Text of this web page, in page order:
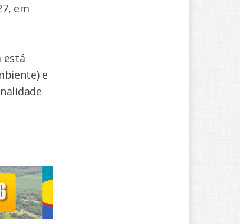
em
está
e